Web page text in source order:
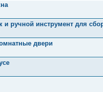
и ручной инструмент для
двери